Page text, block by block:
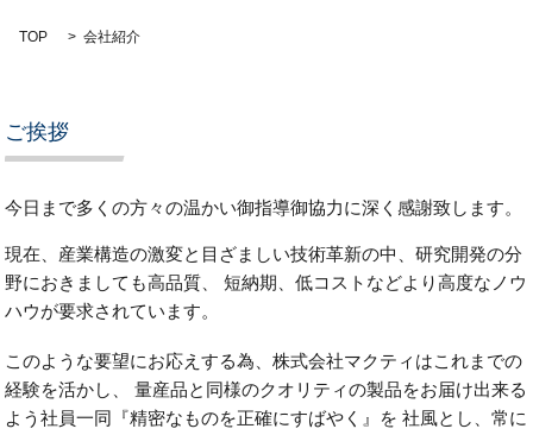
TOP 会社紹介
ご挨拶
今日まで多くの方々の温かい御指導御協力に深く感謝致します。
現在、産業構造の激変と目ざましい技術革新の中、研究開発の分
野におきましても高品質、 短納期、低コストなどより高度なノウ
ハウが要求されています。
このような要望にお応えする為、株式会社マクティはこれまでの
経験を活かし、 量産品と同様のクオリティの製品をお届け出来る
よう社員一同『精密なものを正確にすばやく』を 社風とし、常に